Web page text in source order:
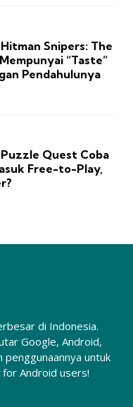
Snipers: The
“Taste”
Pendahulunya
Quest Coba
Free-to-Play,
di Indonesia.
Google, Android,
untuk
for Android users!